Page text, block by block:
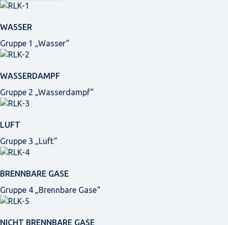
WASSER
Gruppe 1 „Wasser“
WASSERDAMPF
Gruppe 2 „Wasserdampf“
LUFT
Gruppe 3 „Luft“
BRENNBARE GASE
Gruppe 4 „Brennbare Gase“
NICHT BRENNBARE GASE